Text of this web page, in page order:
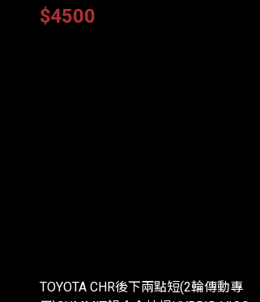
$4500
TOYOTA CHR後下兩點短(2輪傳動專